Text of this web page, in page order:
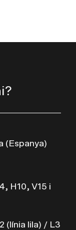
(Espanya)
H10, V15 i
(línia lila) / L3